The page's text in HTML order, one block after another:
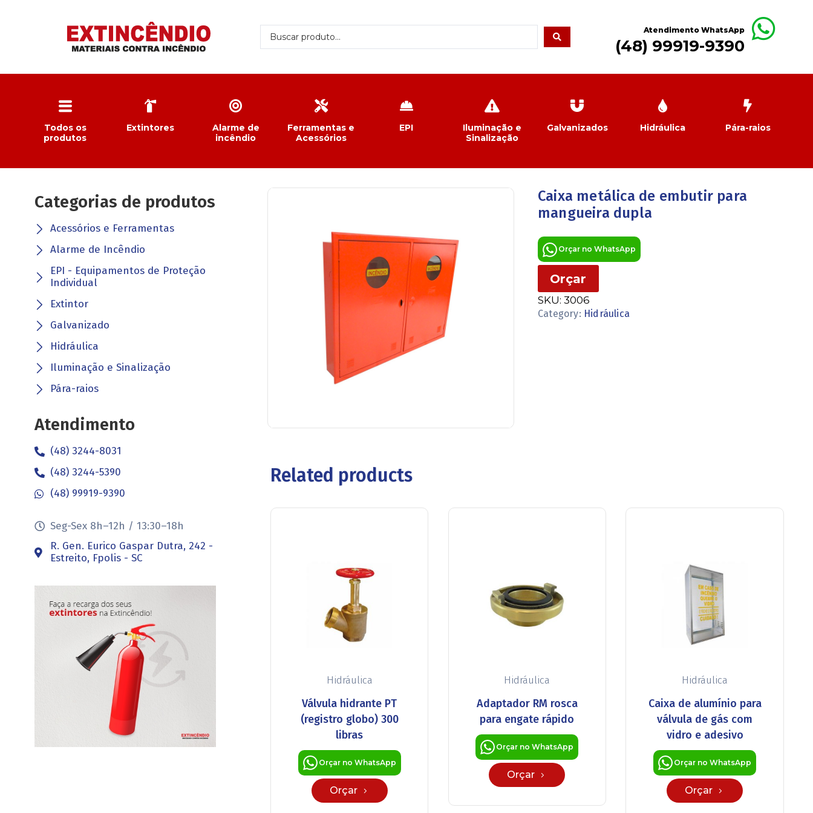
Atendimento WhatsApp
(48) 99919-9390
Todos os
produtos
Extintores
Alarme de
incêndio
Ferramentas e
Acessórios
EPI
Iluminação e
Sinalização
Galvanizados Hidráulica Pára-raios
Caixa metálica de embutir para
mangueira dupla
Orçar no WhatsApp
Orçar
SKU: 3006
Category: Hidráulica
Related products
Hidráulica
Válvula hidrante PT
(registro globo) 300
libras
Orçar no WhatsApp
Orçar
Hidráulica
Adaptador RM rosca
para engate rápido
Orçar no WhatsApp
Orçar
Hidráulica
Caixa de alumínio para
válvula de gás com
vidro e adesivo
Orçar no WhatsApp
Orçar
Categorias de produtos
Acessórios e Ferramentas
Alarme de Incêndio
EPI - Equipamentos de Proteção
Individual
Extintor
Galvanizado
Hidráulica
Iluminação e Sinalização
Pára-raios
Atendimento
(48) 3244-8031
(48) 3244-5390
(48) 99919-9390
Seg-Sex 8h–12h / 13:30–18h
R. Gen. Eurico Gaspar Dutra, 242 -
Estreito, Fpolis - SC